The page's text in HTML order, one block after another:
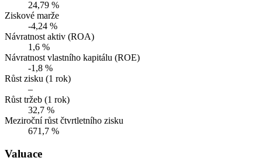
24,79 %
Ziskové marže
-4,24 %
Návratnost aktiv (ROA)
1,6 %
Návratnost vlastního kapitálu (ROE)
-1,8 %
Růst zisku (1 rok)
–
Růst tržeb (1 rok)
32,7 %
Meziroční růst čtvrtletního zisku
671,7 %
Valuace